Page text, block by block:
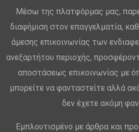
Μέσω της πλατφόρμας μας,
διαφήμιση στον επαγγελματία,
άμεσης επικοινωνίας των
ανεξαρτήτου περιοχής,
αποστάσεως επικοινωνίας με
μπορείτε να φανταστείτε αλλά
δεν έχετε ακόμη
Εμπλουτισμένο με άρθρα και